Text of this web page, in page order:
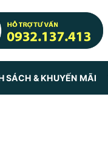
SÁCH & KHUYẾN MÃI